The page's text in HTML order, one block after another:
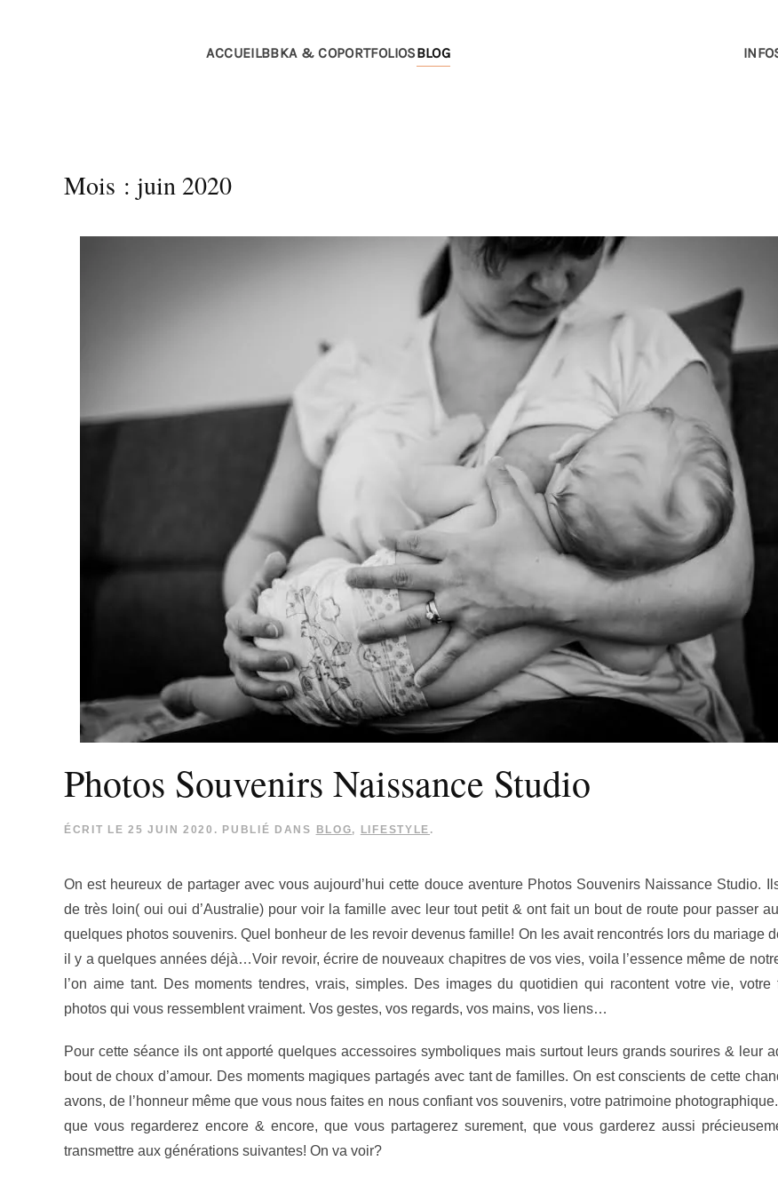
ACCUEILBBKA & COPORTFOLIOSBLOG
Mois : juin 2020
Photos Souvenirs Naissance Studio
ÉCRIT LE25 JUIN 2020 . PUBLIÉ DANS BLOG, LIFESTYLE .
On est heureux de partager avec vous aujourd’hui cette douce aventure Photos Souvenirs Naissance Studio.
de très loin( oui oui d’Australie) pour voir la famille avec leur tout petit & ont fait un bout de route pour passer
quelques photos souvenirs. Quel bonheur de les revoir devenus famille! On les avait rencontrés lors du mariage
il y a quelques années déjà…Voir revoir, écrire de nouveaux chapitres de vos vies, voila l’essence même de
l’on aime tant. Des moments tendres, vrais, simples. Des images du quotidien qui racontent votre vie, votre
photos qui vous ressemblent vraiment. Vos gestes, vos regards, vos mains, vos liens…
Pour cette séance ils ont apporté quelques accessoires symboliques mais surtout leurs grands sourires & leur
bout de choux d’amour. Des moments magiques partagés avec tant de familles. On est conscients de cette
avons, de l’honneur même que vous nous faites en nous confiant vos souvenirs, votre patrimoine
que vous regarderez encore & encore, que vous partagerez surement, que vous garderez aussi
transmettre aux générations suivantes! On va voir?